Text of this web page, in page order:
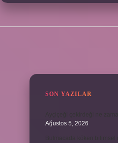
SON YAZILAR
Ağustos 5, 2026